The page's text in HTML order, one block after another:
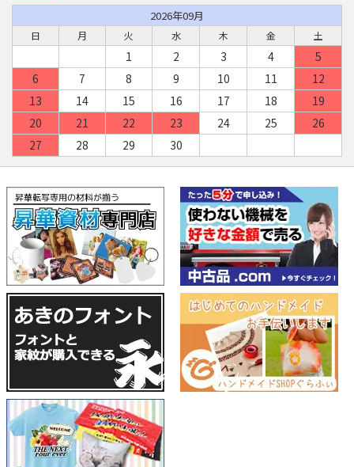
2026年09月
日 月 火 水 木 金 土
1 2 3 4
5
6
7 8 9 10 11
12
13
14 15 16 17 18
19
20
21 22 23 24 25
26
27
28 29 30